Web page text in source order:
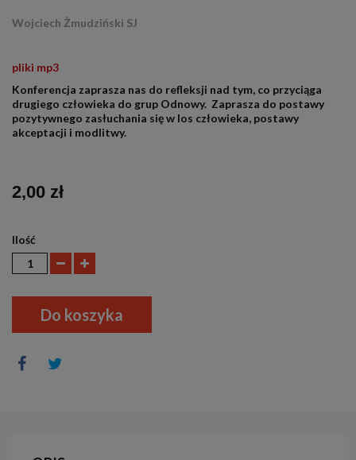
Wojciech Żmudziński SJ
pliki mp3
Konferencja zaprasza nas do refleksji nad tym, co przyciąga
drugiego człowieka do grup Odnowy. Zaprasza do postawy
pozytywnego zasłuchania się w los człowieka, postawy
akceptacji i modlitwy.
2,00 zł
Ilość
Do koszyka